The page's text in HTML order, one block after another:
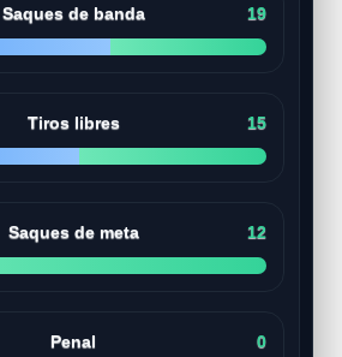
Saques de banda 19
Tiros libres 15
Saques de meta 12
Penal 0